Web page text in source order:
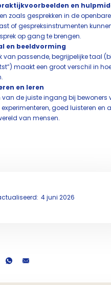
en
zoals gesprekken in de
of gespreksinstrumenten
op gang te brengen.
en beeldvorming
van passende, begrijpelijke taal
maakt een groot verschil in
en leren
van de juiste ingang bij bewoners
goed luisteren en
van mensen.
4 juni 2026